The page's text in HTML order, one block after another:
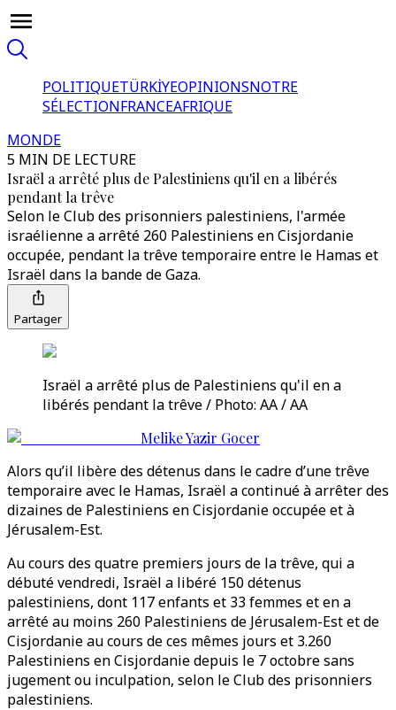
POLITIQUETÜRKİYEOPINIONSNOTRE
SÉLECTIONFRANCEAFRIQUE
MONDE
5 MIN DE LECTURE
Israël a arrêté plus de Palestiniens qu'il en a libérés
pendant la trêve
Selon le Club des prisonniers palestiniens, l'armée
israélienne a arrêté 260 Palestiniens en Cisjordanie
occupée, pendant la trêve temporaire entre le Hamas et
Israël dans la bande de Gaza.
Partager
Israël a arrêté plus de Palestiniens qu'il en a
libérés pendant la trêve / Photo: AA / AA
Melike Yazir Gocer
Alors qu’il libère des détenus dans le cadre d’une trêve
temporaire avec le Hamas, Israël a continué à arrêter des
dizaines de Palestiniens en Cisjordanie occupée et à
Jérusalem-Est.
Au cours des quatre premiers jours de la trêve, qui a
débuté vendredi, Israël a libéré 150 détenus
palestiniens, dont 117 enfants et 33 femmes et en a
arrêté au moins 260 Palestiniens de Jérusalem-Est et de
Cisjordanie au cours de ces mêmes jours et 3.260
Palestiniens en Cisjordanie depuis le 7 octobre sans
jugement ou inculpation, selon le Club des prisonniers
palestiniens.